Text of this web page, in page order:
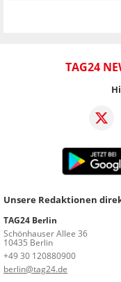
TAG24
Unsere Redaktionen
TAG24 Berlin
Schönhauser Allee 36
10435 Berlin
+49 30 120880900
berlin@tag24.de